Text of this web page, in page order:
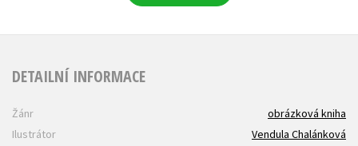
DETAILNÍ INFORMACE
Žánr
obrázková kniha
Ilustrátor
Vendula Chalánková